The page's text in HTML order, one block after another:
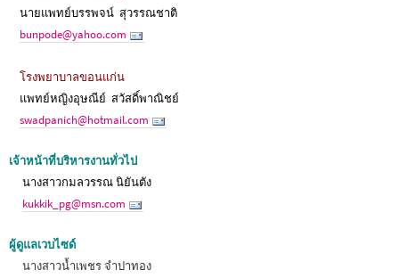
นายแพทย์บรรพจน์ สุวรรณชาติ
bunpode@yahoo.com
โรงพยาบาลขอนแก่น
แพทย์หญิงอุษณีย์ สวัสดิ์พาณิชย์
swadpanich@hotmail.com
เจ้าหน้าที่บริหารงานทั่วไป
นางสาวกมลวรรณ นิยันตัง
kukkik_pg@msn.com
ผู้ดูแลเวบไซด์
นางสาวน้ำเพชร จำปาทอง